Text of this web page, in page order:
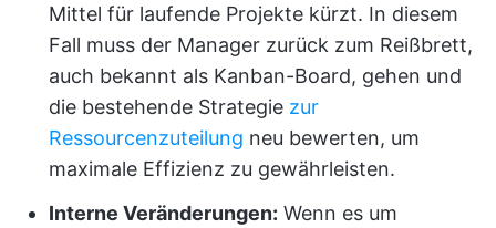
Mittel für laufende Projekte kürzt. In diesem
Fall muss der Manager zurück zum Reißbrett,
auch bekannt als Kanban-Board, gehen und
die bestehende Strategie zur
Ressourcenzuteilung neu bewerten, um
maximale Effizienz zu gewährleisten.
Interne Veränderungen: Wenn es um